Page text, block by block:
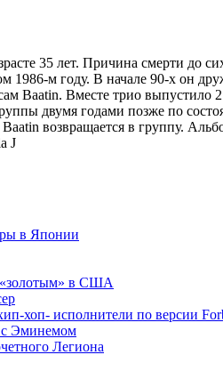
35 лет. Причина смерти до
1986-м году. В начале 90-х он
Baatin. Вместе трио
двумя годами позже по
возвращается в группу.
J
в Японии
в США
хоп- исполнители по версии
с Эминемом
Легиона